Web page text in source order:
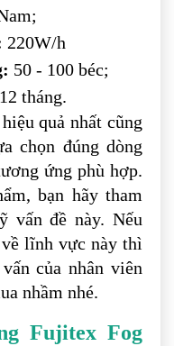
220W/h
50 - 100 béc;
12 tháng.
quả nhất cũng
chọn đúng dòng
ứng phù hợp.
bạn hãy tham
vấn đề này. Nếu
lĩnh vực này thì
của nhân viên
nhầm nhé.
Fujitex Fog